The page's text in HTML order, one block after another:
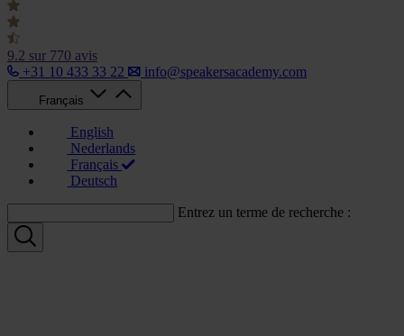
9.2 sur 770 avis
+31 10 433 33 22
info@speakersacademy.com
Français
English
Nederlands
Français
Deutsch
Entrez un terme de recherche :